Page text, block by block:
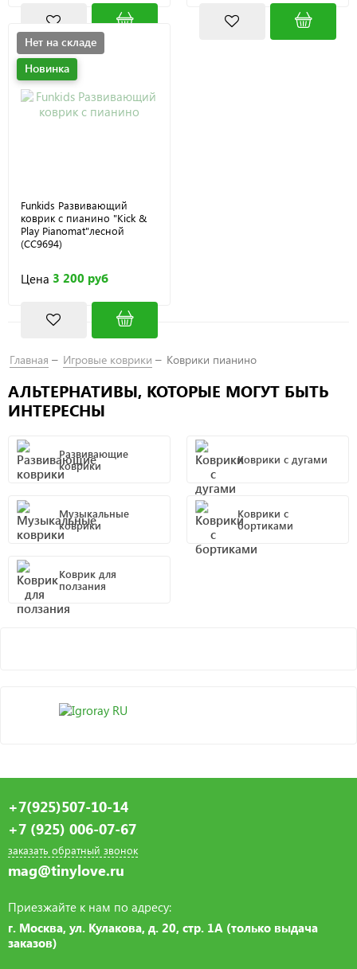
Нет на складе
Новинка
Funkids Развивающий
коврик с пианино "Kick &
Play Pianomat"лесной
(CC9694)
Цена 3 200 руб
Главная Игровые коврики Коврики пианино
АЛЬТЕРНАТИВЫ, КОТОРЫЕ МОГУТ БЫТЬ
ИНТЕРЕСНЫ
Развивающие
коврики
Коврики с дугами
Музыкальные
коврики
Коврики с
бортиками
Коврик для
ползания
+7(925)507-10-14
+7 (925) 006-07-67
заказать обратный звонок
mag@tinylove.ru
Приезжайте к нам по адресу:
г. Москва, ул. Кулакова, д. 20, стр. 1А (только выдача
заказов)